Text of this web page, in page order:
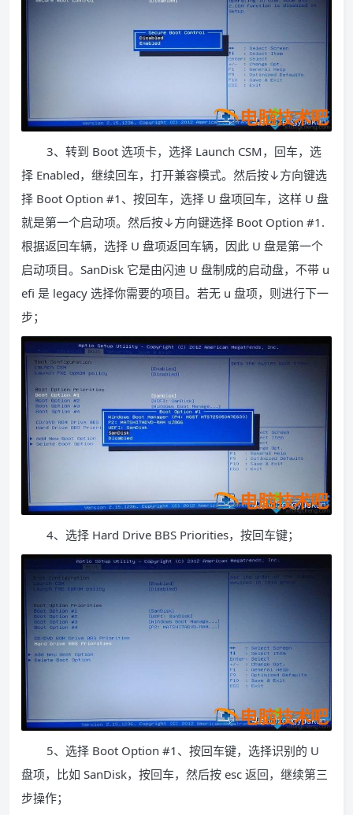
3、转到 Boot 选项卡，选择 Launch CSM，回车，选
择 Enabled，继续回车，打开兼容模式。然后按↓方向键选
择 Boot Option #1、按回车，选择 U 盘项回车，这样 U 盘
就是第一个启动项。然后按↓方向键选择 Boot Option #1.
根据返回车辆，选择 U 盘项返回车辆，因此 U 盘是第一个
启动项目。SanDisk 它是由闪迪 U 盘制成的启动盘，不带 u
efi 是 legacy 选择你需要的项目。若无 u 盘项，则进行下一
步；
4、选择 Hard Drive BBS Priorities，按回车键；
5、选择 Boot Option #1、按回车键，选择识别的 U
盘项，比如 SanDisk，按回车，然后按 esc 返回，继续第三
步操作；